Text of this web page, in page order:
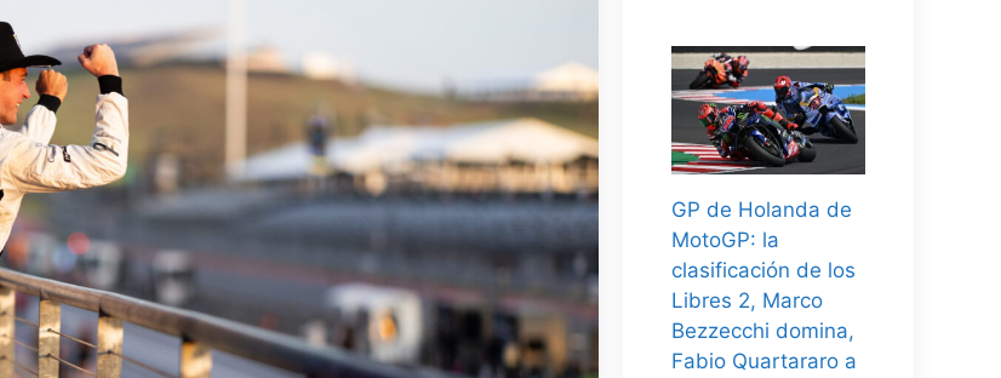
GP de Holanda de
MotoGP: la
clasificación de los
Libres 2, Marco
Bezzecchi domina,
Fabio Quartararo a